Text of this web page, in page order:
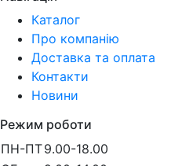
Каталог
Про компанію
Доставка та оплата
Контакти
Новини
Режим роботи
ПН-ПТ9.00-18.00